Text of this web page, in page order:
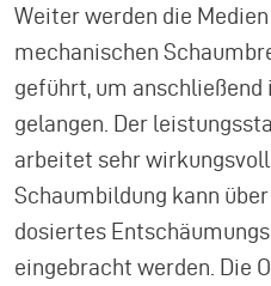
Weiter werden die
mechanischen
geführt, um anschließend
gelangen. Der
arbeitet sehr
Schaumbildung kann
dosiertes
eingebracht werden. Die